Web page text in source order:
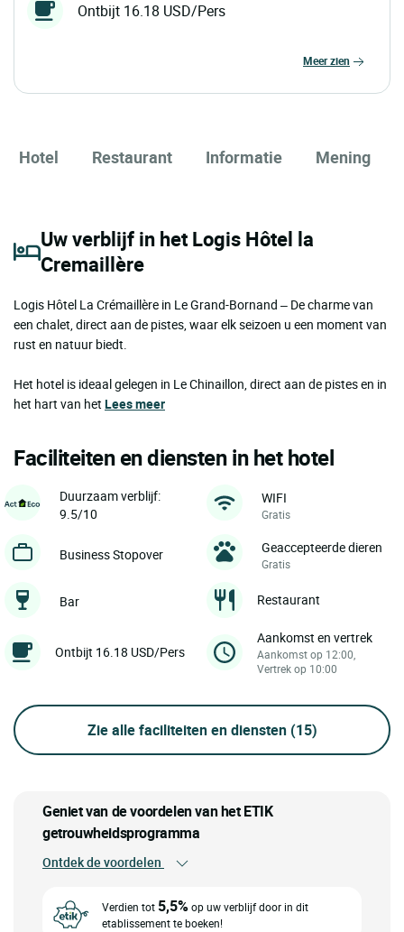
Ontbijt 16.18 USD/Pers
meer zien
Hotel Restaurant Informatie Mening
Uw verblijf in het Logis Hôtel la
Cremaillère
Logis Hôtel La Crémaillère in Le Grand-Bornand – De charme van
een chalet, direct aan de pistes, waar elk seizoen u een moment van
rust en natuur biedt.
Het hotel is ideaal gelegen in Le Chinaillon, direct aan de pistes en in
het hart van het Lees meer
Faciliteiten en diensten in het hotel
Duurzaam verblijf:
9.5/10
WIFI
Gratis
Business Stopover Geaccepteerde dieren
Gratis
Bar Restaurant
Ontbijt 16.18 USD/Pers
Aankomst en vertrek
Aankomst op 12:00,
Vertrek op 10:00
Zie alle faciliteiten en diensten (15)
Geniet van de voordelen van het ETIK
getrouwheidsprogramma
Ontdek de voordelen
Verdien tot 5,5%op uw verblijf door in dit
etablissement te boeken!